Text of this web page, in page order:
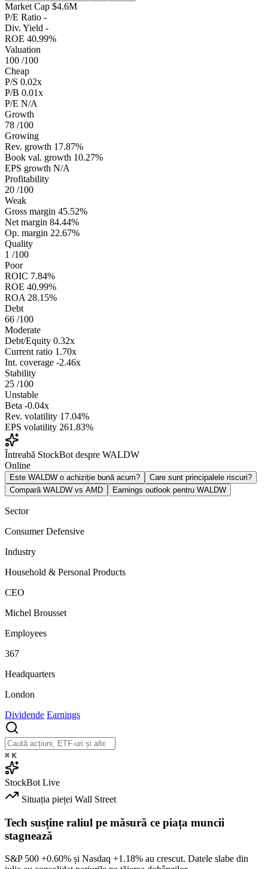
Market Cap $4.6M
P/E Ratio -
Div. Yield -
ROE 40.99%
Valuation
100 /100
Cheap
P/S 0.02x
P/B 0.01x
P/E N/A
Growth
78 /100
Growing
Rev. growth 17.87%
Book val. growth 10.27%
EPS growth N/A
Profitability
20 /100
Weak
Gross margin 45.52%
Net margin 84.44%
Op. margin 22.67%
Quality
1 /100
Poor
ROIC 7.84%
ROE 40.99%
ROA 28.15%
Debt
66 /100
Moderate
Debt/Equity 0.32x
Current ratio 1.70x
Int. coverage -2.46x
Stability
25 /100
Unstable
Beta -0.04x
Rev. volatility 17.04%
EPS volatility 261.83%
Întreabă StockBot despre WALDW
Online
Este WALDW o achiziție bună acum?
Care sunt principalele riscuri?
Compară WALDW vs AMD
Earnings outlook pentru WALDW
Sector
Consumer Defensive
Industry
Household & Personal Products
CEO
Michel Brousset
Employees
367
Headquarters
London
Dividende Earnings
⌘ K
StockBot Live
Situația pieței Wall Street
Tech susține raliul pe măsură ce piața muncii
stagnează
S&P 500 +0.60% și Nasdaq +1.18% au crescut. Datele slabe din